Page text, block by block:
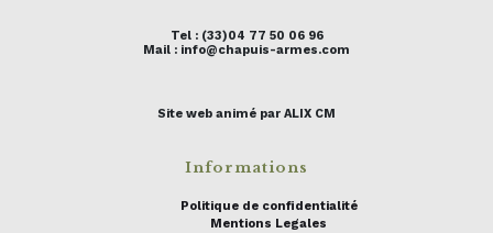
Tel : (33)04 77 50 06 96
Mail : info@chapuis-armes.com
Site web animé par ALIX CM
Informations
Politique de confidentialité
Mentions Legales